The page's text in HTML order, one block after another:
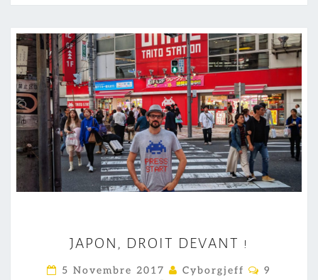
A
P
JAPON, DROIT DEVANT !
5 Novembre 2017 Cyborgjeff
C
9